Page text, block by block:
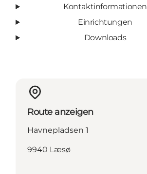
Kontaktinformationen
Einrichtungen
Downloads
Route anzeigen
Havnepladsen 1
9940 Læsø